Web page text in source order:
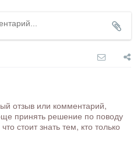
отзыв или комментарий,
принять решение по поводу
стоит знать тем, кто только